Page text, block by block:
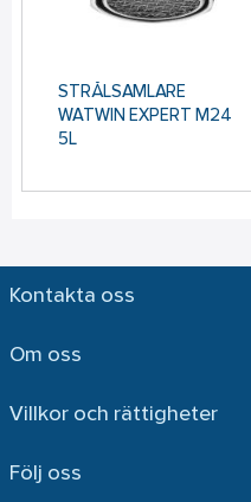
STRÅLSAMLARE
WATWIN EXPERT M24
5L
Kontakta oss
Om oss
Villkor och rättigheter
Följ oss